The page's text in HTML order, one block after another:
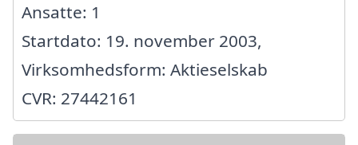
Ansatte: 1
Startdato: 19. november 2003,
Virksomhedsform: Aktieselskab
CVR: 27442161